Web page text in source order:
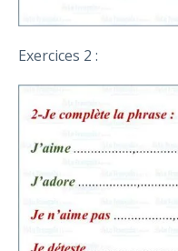
Exercices 2 :